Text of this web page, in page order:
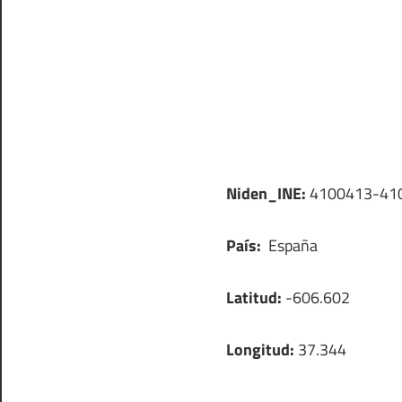
Niden_INE:4100413-
País: España
Latitud: -606.602
Longitud: 37.344